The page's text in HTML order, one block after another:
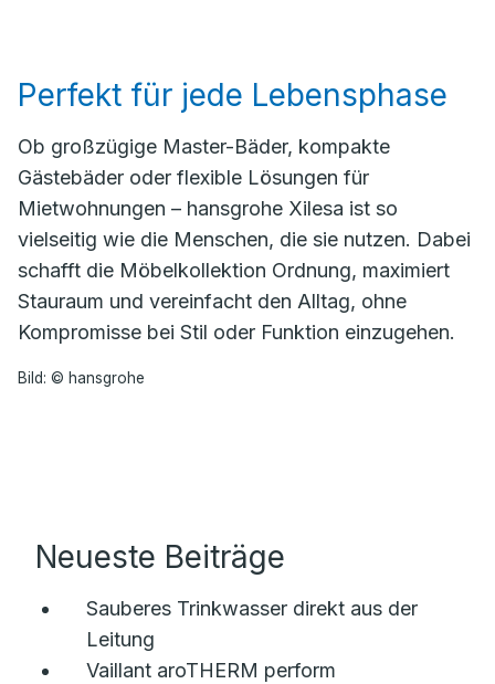
Perfekt für jede Lebensphase
Ob großzügige Master-Bäder, kompakte
Gästebäder oder flexible Lösungen für
Mietwohnungen – hansgrohe Xilesa ist so
vielseitig wie die Menschen, die sie nutzen. Dabei
schafft die Möbelkollektion Ordnung, maximiert
Stauraum und vereinfacht den Alltag, ohne
Kompromisse bei Stil oder Funktion einzugehen.
Bild: © hansgrohe
Neueste Beiträge
Sauberes Trinkwasser direkt aus der
Leitung
Vaillant aroTHERM perform